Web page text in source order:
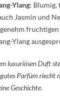
Ylang: Blumig,
Jasmin und
Ylang
luxuriösen Duft
Parfüm riecht
Geschichte.